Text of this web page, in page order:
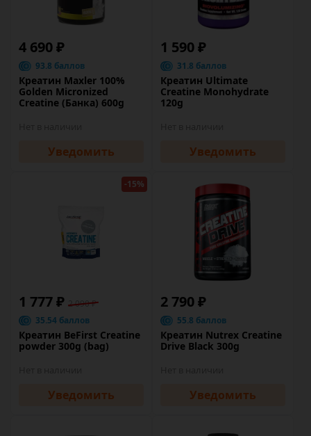
4 690 ₽
93.8 баллов
Креатин Maxler 100%
Golden Micronized
Creatine (Банка) 600g
Уведомить
1 590 ₽
31.8 баллов
Креатин Ultimate
Creatine Monohydrate
120g
Уведомить
-15%
1 777 ₽ 2 090 ₽
35.54 баллов
Креатин BeFirst Creatine
powder 300g (bag)
Уведомить
2 790 ₽
55.8 баллов
Креатин Nutrex Creatine
Drive Black 300g
Уведомить